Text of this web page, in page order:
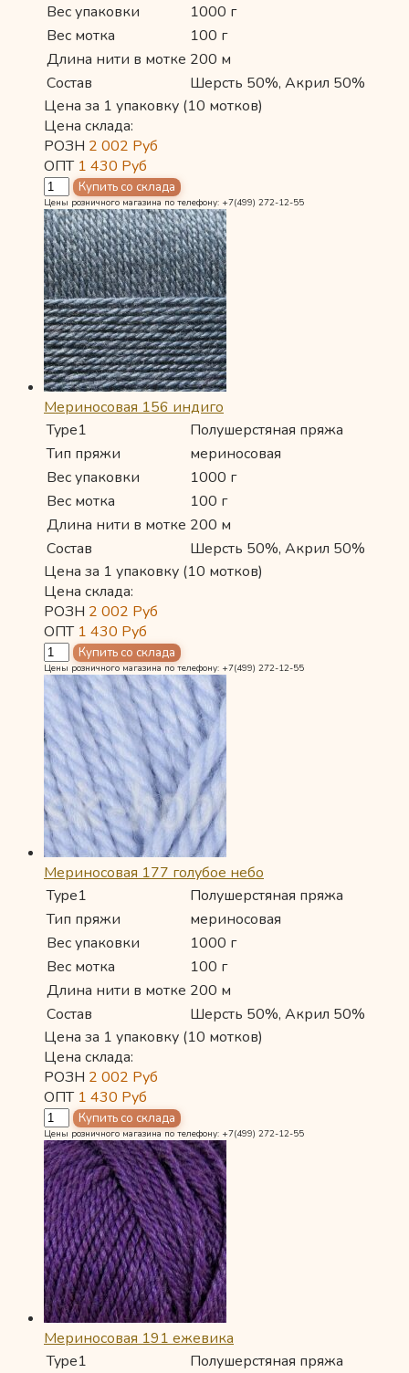
Вес упаковки
1000 г
Вес мотка
100 г
Длина нити в мотке 200 м
Состав
Шерсть 50%, Акрил 50%
Цена за 1 упаковку (10 мотков)
Цена склада:
РОЗН 2 002 Руб
ОПТ 1 430 Руб
Цены розничного магазина по телефону: +7(499) 272-12-55
Мериносовая 156 индиго
Type1
Полушерстяная пряжа
Тип пряжи
мериносовая
Вес упаковки
1000 г
Вес мотка
100 г
Длина нити в мотке 200 м
Состав
Шерсть 50%, Акрил 50%
Цена за 1 упаковку (10 мотков)
Цена склада:
РОЗН 2 002 Руб
ОПТ 1 430 Руб
Цены розничного магазина по телефону: +7(499) 272-12-55
Мериносовая 177 голубое небо
Type1
Полушерстяная пряжа
Тип пряжи
мериносовая
Вес упаковки
1000 г
Вес мотка
100 г
Длина нити в мотке 200 м
Состав
Шерсть 50%, Акрил 50%
Цена за 1 упаковку (10 мотков)
Цена склада:
РОЗН 2 002 Руб
ОПТ 1 430 Руб
Цены розничного магазина по телефону: +7(499) 272-12-55
Мериносовая 191 ежевика
Type1
Полушерстяная пряжа